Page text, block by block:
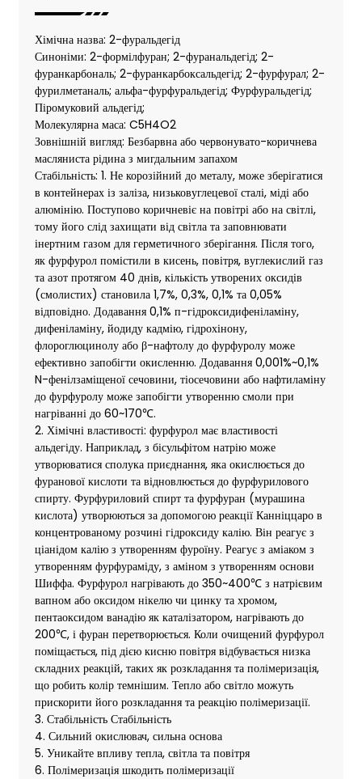
Хімічна назва: 2-фуральдегід
Синоніми: 2-формілфуран; 2-фуранальдегід; 2-
фуранкарбональ; 2-фуранкарбоксальдегід; 2-фурфурал; 2-
фурилметаналь; альфа-фурфуральдегід; Фурфуральдегід;
Піромуковий альдегід;
Молекулярна маса: C5H4O2
Зовнішній вигляд: Безбарвна або червонувато-коричнева
масляниста рідина з мигдальним запахом
Стабільність: 1. Не корозійний до металу, може зберігатися
в контейнерах із заліза, низьковуглецевої сталі, міді або
алюмінію. Поступово коричневіє на повітрі або на світлі,
тому його слід захищати від світла та заповнювати
інертним газом для герметичного зберігання. Після того,
як фурфурол помістили в кисень, повітря, вуглекислий газ
та азот протягом 40 днів, кількість утворених оксидів
(смолистих) становила 1,7%, 0,3%, 0,1% та 0,05%
відповідно. Додавання 0,1% п-гідроксидифеніламіну,
дифеніламіну, йодиду кадмію, гідрохінону,
флороглюцинолу або β-нафтолу до фурфуролу може
ефективно запобігти окисленню. Додавання 0,001%~0,1%
N-фенілзаміщеної сечовини, тіосечовини або нафтиламіну
до фурфуролу може запобігти утворенню смоли при
нагріванні до 60~170℃.
2. Хімічні властивості: фурфурол має властивості
альдегіду. Наприклад, з бісульфітом натрію може
утворюватися сполука приєднання, яка окислюється до
фуранової кислоти та відновлюється до фурфурилового
спирту. Фурфуриловий спирт та фурфуран (мурашина
кислота) утворюються за допомогою реакції Канніццаро ​​в
концентрованому розчині гідроксиду калію. Він реагує з
ціанідом калію з утворенням фуроїну. Реагує з аміаком з
утворенням фурфураміду, з аміном з утворенням основи
Шиффа. Фурфурол нагрівають до 350~400℃ з натрієвим
вапном або оксидом нікелю чи цинку та хромом,
пентаоксидом ванадію як каталізатором, нагрівають до
200℃, і фуран перетворюється. Коли очищений фурфурол
поміщається, під дією кисню повітря відбувається низка
складних реакцій, таких як розкладання та полімеризація,
що робить колір темнішим. Тепло або світло можуть
прискорити його розкладання та реакцію полімеризації.
3. Стабільність Стабільність
4. Сильний окислювач, сильна основа
5. Уникайте впливу тепла, світла та повітря
6. Полімеризація шкодить полімеризації